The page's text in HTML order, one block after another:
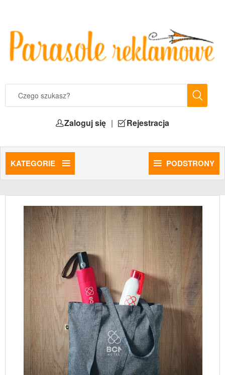
Zaloguj się | Rejestracja
KATEGORIE PODSTRONY